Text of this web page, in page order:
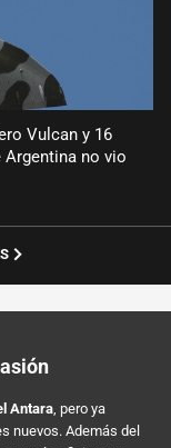
Vulcan y 16
no vio
Antara, pero ya
nuevos. Además del